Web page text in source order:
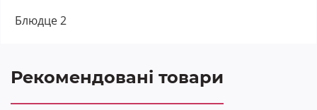
Блюдце 2
Рекомендовані товари